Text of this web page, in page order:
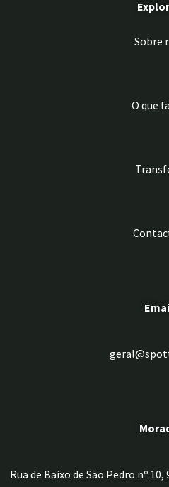
Sobre
O que
Rua de Baixo de São Pedro nº